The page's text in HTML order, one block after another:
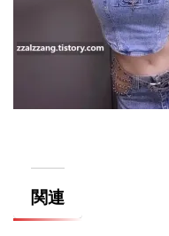
関連